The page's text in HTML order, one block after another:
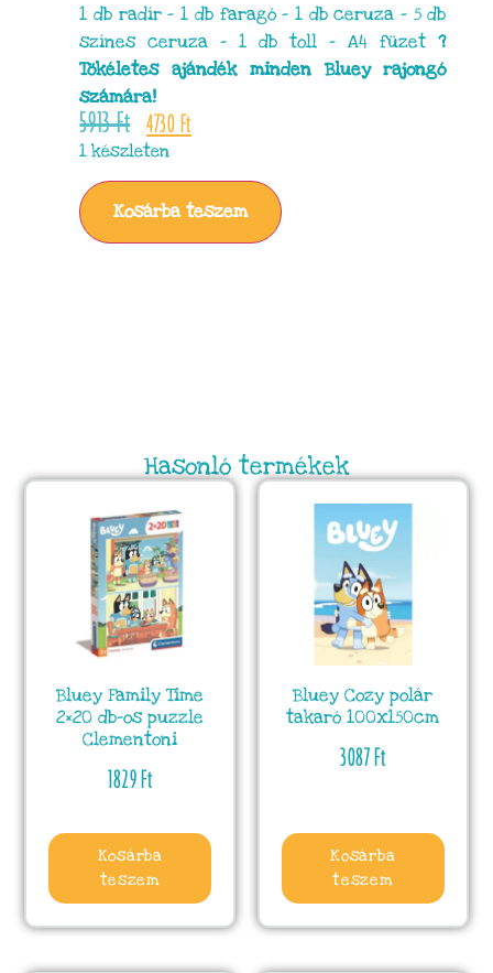
1 db radír – 1 db faragó – 1 db ceruza – 5 db
színes ceruza – 1 db toll – A4 füzet?
Tökéletes ajándék minden Bluey rajongó
számára!
5913Ft 4730Ft
1 készleten
Kosárba teszem
Hasonló termékek
Bluey Family Time
2×20 db-os puzzle
Clementoni
1829Ft
Kosárba
teszem
Bluey Cozy polár
takaró 100x150cm
3087Ft
Kosárba
teszem